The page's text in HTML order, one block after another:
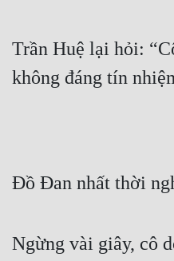
Trọng Sinh
Tu Chân
Vô Địch
Võng Du
Trần Huệ lại hỏi:
không đáng tín
Đồ Đan nhất thời
Ngừng vài giây, cô